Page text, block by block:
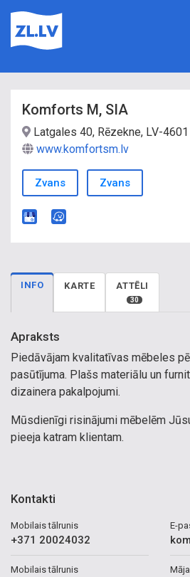
Komforts M, SIA
Latgales 40, Rēzekne, LV-4601
www.komfortsm.lv
Zvans Zvans
INFO KARTE ATTĒLI
30
Apraksts
Piedāvājam kvalitatīvas mēbeles
pasūtījuma. Plašs materiālu un
dizainera pakalpojumi.
Mūsdienīgi risinājumi mēbelēm
pieeja katram klientam.
Kontakti
Mobilais tālrunis
+371 20024032
Mobilais tālrunis
E-